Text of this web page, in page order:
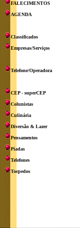
FALECIMENTOS
AGENDA
Classificados
Empresas/Serviços
Telefone/Operadora
CEP - superCEP
Colunistas
Culinária
Diversão & Lazer
Pensamentos
Piadas
Telefones
Torpedos